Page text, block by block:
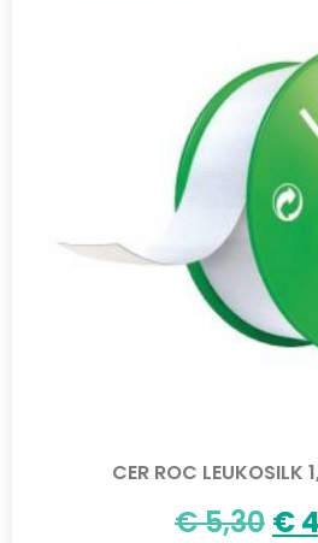
CER ROC
€5,30 €